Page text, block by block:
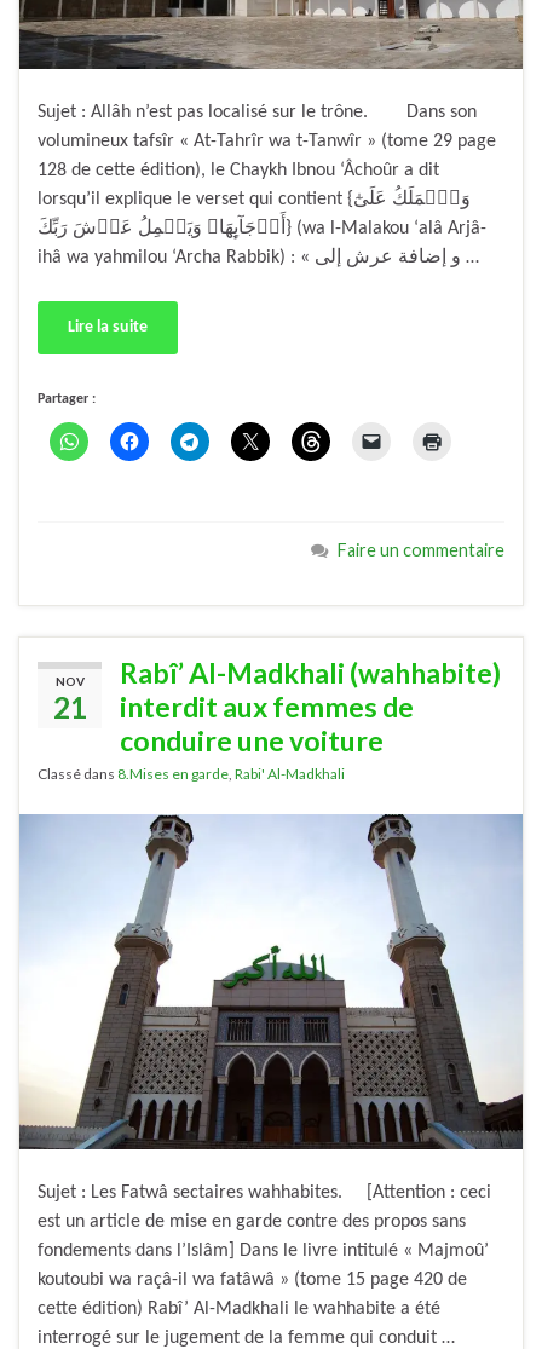
Sujet : Allâh n’est pas localisé sur le trône. Dans son
volumineux tafsîr « At-Tahrîr wa t-Tanwîr » (tome 29 page
128 de cette édition), le Chaykh Ibnou ‘Âchoûr a dit
lorsqu’il explique le verset qui contient {وَٱلۡمَلَكُ عَلَىٰٓ
أَرۡجَآٮِٕهَا‌ۚ وَيَحۡمِلُ عَرۡشَ رَبِّكَ} (wa l-Malakou ‘alâ Arjâ-
ihâ wa yahmilou ‘Archa Rabbik) : « و إضافة عرش إلى …
Lire la suite
Partager :
Faire un commentaire
NOV
21
Rabî’ Al-Madkhali (wahhabite)
interdit aux femmes de
conduire une voiture
Classé dans 8.Mises en garde Rabi' Al-Madkhali
Sujet : Les Fatwâ sectaires wahhabites. [Attention : ceci
est un article de mise en garde contre des propos sans
fondements dans l’Islâm] Dans le livre intitulé « Majmoû’
koutoubi wa raçâ-il wa fatâwâ » (tome 15 page 420 de
cette édition) Rabî’ Al-Madkhali le wahhabite a été
interrogé sur le jugement de la femme qui conduit …